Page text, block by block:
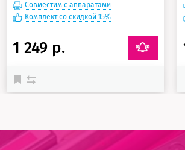
Совместим с аппаратами
Комплект со скидкой 15%
1 249 р.